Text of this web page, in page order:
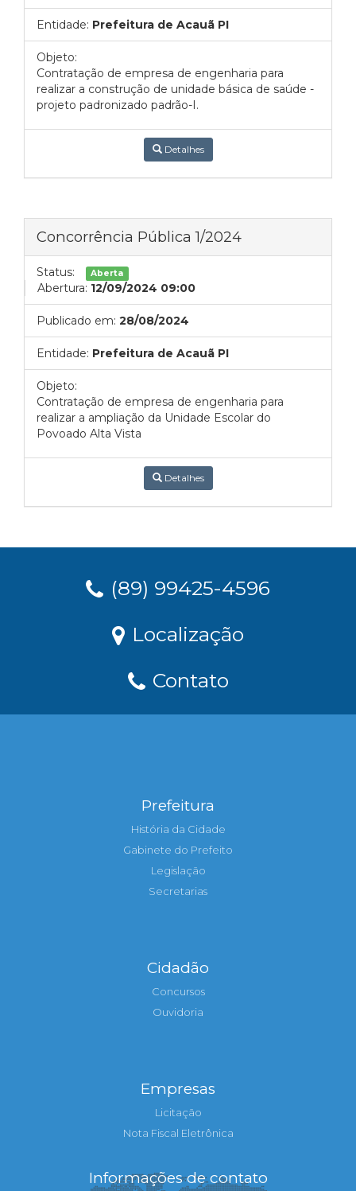
Entidade: Prefeitura de Acauã PI
Objeto:
Contratação de empresa de engenharia para
realizar a construção de unidade básica de saúde -
projeto padronizado padrão-I.
Detalhes
Concorrência Pública 1/2024
Status: Aberta
Abertura: 12/09/2024 09:00
Publicado em: 28/08/2024
Entidade: Prefeitura de Acauã PI
Objeto:
Contratação de empresa de engenharia para
realizar a ampliação da Unidade Escolar do
Povoado Alta Vista
Detalhes
(89) 99425-4596
Localização
Contato
Prefeitura
História da Cidade
Gabinete do Prefeito
Legislação
Secretarias
Cidadão
Concursos
Ouvidoria
Empresas
Licitação
Nota Fiscal Eletrônica
Informações de contato